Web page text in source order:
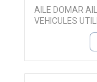
AILE DOMAR AILE PASSAGE DE ROUE ARRIERE POUR
VEHICULES